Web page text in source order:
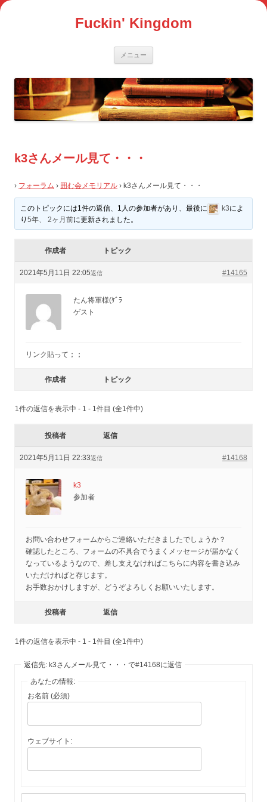
プ
Fuckin' Kingdom
メニュー
k3さんメール見て・・・
› フォーラム › 囲む会メモリアル › k3さんメール見て・・・
このトピックには1件の返信、1人の参加者があり、最後に k3によ
り5年、 2ヶ月前に更新されました。
作成者 トピック
2021年5月11日 22:05 #14165
返信
たん将軍様(ｹﾞﾗ
ゲスト
リンク貼って；；
作成者 トピック
1件の返信を表示中 - 1 - 1件目 (全1件中)
投稿者 返信
2021年5月11日 22:33 #14168
返信
k3
参加者
お問い合わせフォームからご連絡いただきましたでしょうか？
確認したところ、フォームの不具合でうまくメッセージが届かなく
なっているようなので、差し支えなければこちらに内容を書き込み
いただければと存じます。
お手数おかけしますが、どうぞよろしくお願いいたします。
投稿者 返信
1件の返信を表示中 - 1 - 1件目 (全1件中)
返信先: k3さんメール見て・・・で#14168に返信
あなたの情報:
お名前 (必須)
ウェブサイト: